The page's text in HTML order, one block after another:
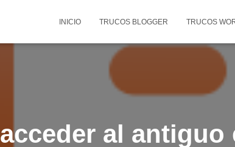
INICIO TRUCOS BLOGGER TRUCOS
al